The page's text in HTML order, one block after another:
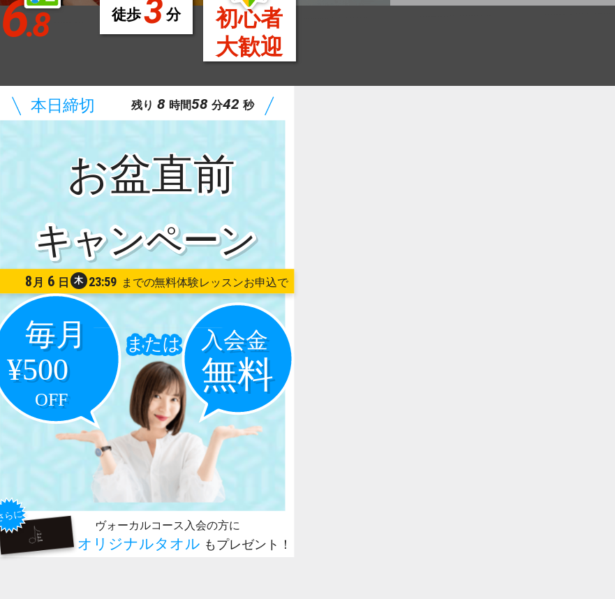
6.8 徒歩3 分
初心者
大歓迎
お盆直前
8 月 6 日 木 23:59
残り 8 時間58 分41 秒